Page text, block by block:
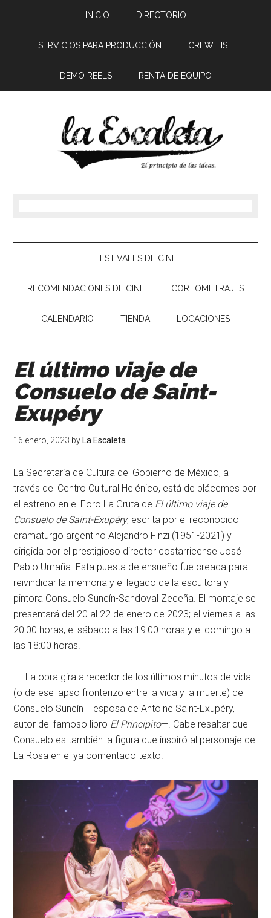
INICIO DIRECTORIO
SERVICIOS PARA PRODUCCIÓN CREW LIST
DEMO REELS RENTA DE EQUIPO
FESTIVALES DE CINE
RECOMENDACIONES DE CINE CORTOMETRAJES
CALENDARIO TIENDA LOCACIONES
El último viaje de
Consuelo de Saint-
Exupéry
16 enero, 2023 by La Escaleta
La Secretaría de Cultura del Gobierno de México, a
través del Centro Cultural Helénico, está de plácemes por
el estreno en el Foro La Gruta de El último viaje de
Consuelo de Saint-Exupéry, escrita por el reconocido
dramaturgo argentino Alejandro Finzi (1951-2021) y
dirigida por el prestigioso director costarricense José
Pablo Umaña. Esta puesta de ensueño fue creada para
reivindicar la memoria y el legado de la escultora y
pintora Consuelo Suncín-Sandoval Zeceña. El montaje se
presentará del 20 al 22 de enero de 2023; el viernes a las
20:00 horas, el sábado a las 19:00 horas y el domingo a
las 18:00 horas.
La obra gira alrededor de los últimos minutos de vida
(o de ese lapso fronterizo entre la vida y la muerte) de
Consuelo Suncín —esposa de Antoine Saint-Exupéry,
autor del famoso libro El Principito—. Cabe resaltar que
Consuelo es también la figura que inspiró al personaje de
La Rosa en el ya comentado texto.